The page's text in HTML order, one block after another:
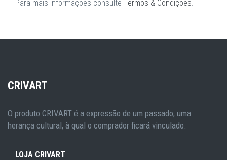
Para mais informações consulte Termos & Condições.
CRIVART
O produto CRIVART é a expressão de um passado, uma
herança cultural, à qual o comprador ficará vinculado.
LOJA CRIVART